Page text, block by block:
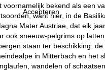
Accepteren
voornamelijk bekend als een
want hier, in de
Mater Austriae, dat elk
ook sneeuw-pelgrims op
staan ter beschikking:
in Mitterbach en het
wandelen of